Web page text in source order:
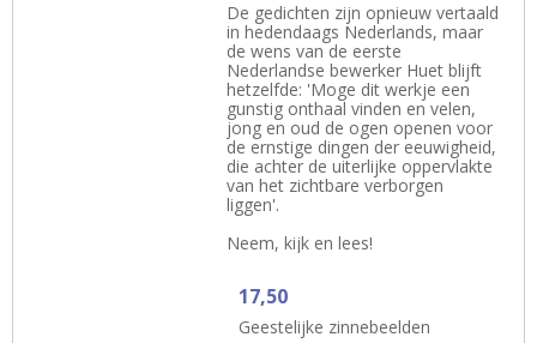
De gedichten zijn opnieuw vertaald
in hedendaags Nederlands, maar
de wens van de eerste
Nederlandse bewerker Huet blijft
hetzelfde: 'Moge dit werkje een
gunstig onthaal vinden en velen,
jong en oud de ogen openen voor
de ernstige dingen der eeuwigheid,
die achter de uiterlijke oppervlakte
van het zichtbare verborgen
liggen'.
Neem, kijk en lees!
17,50
Geestelijke zinnebeelden